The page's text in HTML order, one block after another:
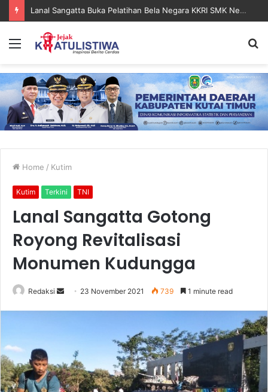
Lanal Sangatta Gelar Khitan Massal Gratis di Desa Muara Bengalon
Menu
Home / Kutim
Kutim Terkini TNI
Lanal Sangatta Gotong
Royong Revitalisasi
Monumen Kudungga
Redaksi
Send 23 November 2021 739 1 minute read